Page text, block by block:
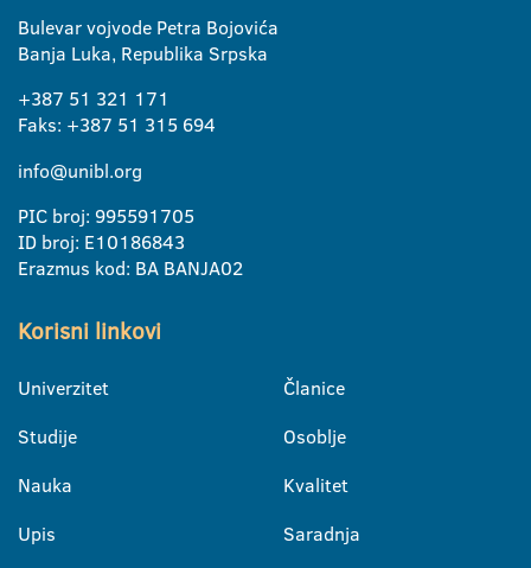
Bulevar vojvode Petra Bojovića
Banja Luka, Republika Srpska
+387 51 321 171
Faks: +387 51 315 694
info@unibl.org
PIC broj: 995591705
ID broj: E10186843
Erazmus kod: BA BANJA02
Korisni linkovi
Univerzitet
Studije
Nauka
Upis
Članice
Osoblje
Kvalitet
Saradnja